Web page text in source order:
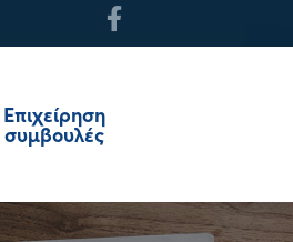
Επιχείρηση
συμβουλές